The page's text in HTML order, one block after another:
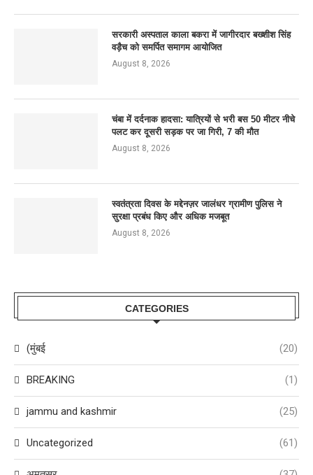
सरकारी अस्पताल काला बकरा में जागीरदार बख्शीश सिंह
वड़ैच को समर्पित समागम आयोजित
August 8, 2026
चंबा में दर्दनाक हादसा: यात्रियों से भरी बस 50 मीटर नीचे
पलट कर दूसरी सड़क पर जा गिरी, 7 की मौत
August 8, 2026
स्वतंत्रता दिवस के मद्देनज़र जालंधर ग्रामीण पुलिस ने
सुरक्षा प्रबंध किए और अधिक मजबूत
August 8, 2026
CATEGORIES
(मुंबई (20)
BREAKING (1)
jammu and kashmir (25)
Uncategorized (61)